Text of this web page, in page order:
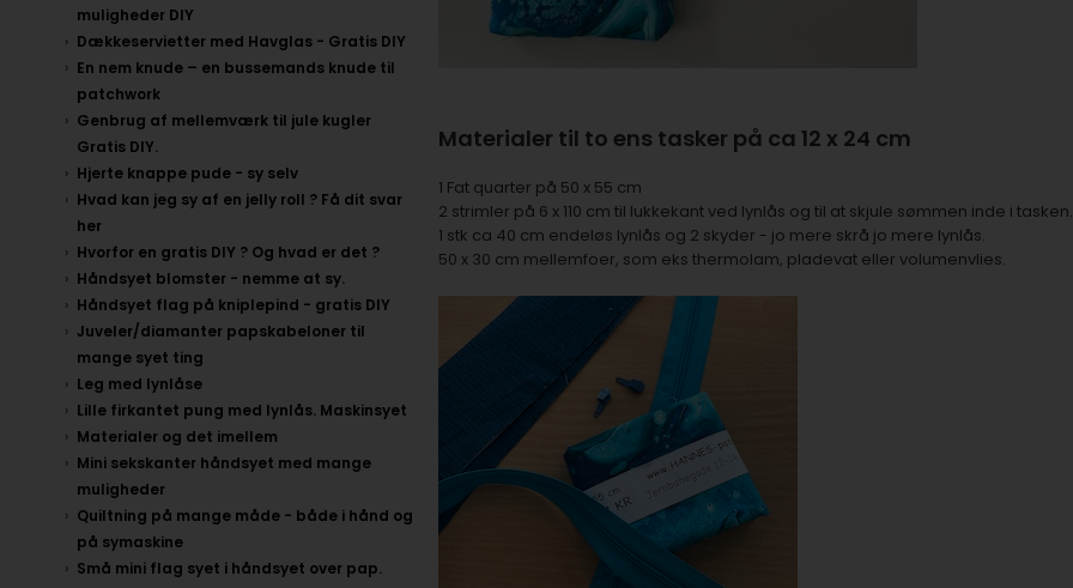
muligheder DIY
Dækkeservietter med Havglas - Gratis DIY
En nem knude – en bussemands knude til
patchwork
Genbrug af mellemværk til jule kugler
Gratis DIY.
Hjerte knappe pude - sy selv
Hvad kan jeg sy af en jelly roll ? Få dit svar
her
Hvorfor en gratis DIY ? Og hvad er det ?
Håndsyet blomster - nemme at sy.
Håndsyet flag på kniplepind - gratis DIY
Juveler/diamanter papskabeloner til
mange syet ting
Leg med lynlåse
Lille firkantet pung med lynlås. Maskinsyet
Materialer og det imellem
Mini sekskanter håndsyet med mange
muligheder
Quiltning på mange måde - både i hånd og
på symaskine
Små mini flag syet i håndsyet over pap.
Materialer til to ens tasker på ca 12 x 24 cm
1 Fat quarter på 50 x 55 cm
2 strimler på 6 x 110 cm til lukkekant ved lynlås og til at skjule sømmen inde i tasken.
1 stk ca 40 cm endeløs lynlås og 2 skyder - jo mere skrå jo mere lynlås.
50 x 30 cm mellemfoer, som eks thermolam, pladevateller volumenvlies.